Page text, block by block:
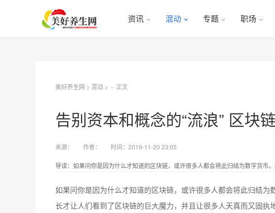
资讯 混动 专题 职场
美好养生网 > 混动 > - 正文
告别资本和概念的“流浪” 区块
来源： 作者： 时间：2019-11-20 23:05
导读：如果问你是因为什么才知道的区块链，或许很多人都会将此归结为数字货币
如果问你是因为什么才知道的区块链，或许很多人都会将此归结
长才让人们看到了区块链的巨大魔力，并且让很多人天真而又固